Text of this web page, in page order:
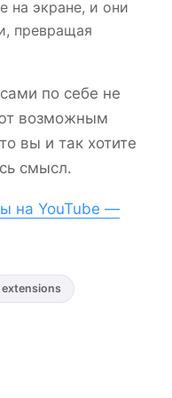
на экране, и они
превращая
по себе не
возможным
вы и так хотите
смысл.
на YouTube —
extensions